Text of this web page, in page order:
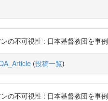
の不可視性 : 日本基督教団を
(投稿一覧)
の不可視性 : 日本基督教団を